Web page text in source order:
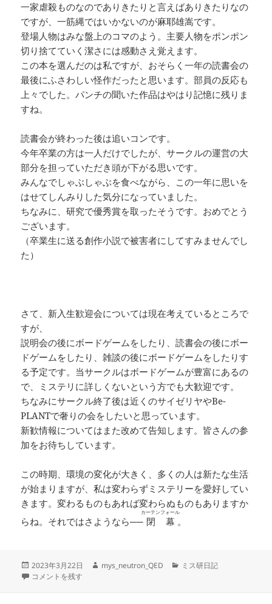
一家虐殺ものなのでありきたりと言えばありきたりなの
ですが、一筋縄ではいかないのが麻耶雄嵩です。
登場人物はみな盤上のコマのよう。主要人物をポンポン
切り捨てていく潔さには感動さえ覚えます。
この本を選んだのは私ですが、おそらく一年の読書会の
最後にふさわしい怪作だったと思います。部員の反応も
上々でした。パンチの聞いた作品はやはり記憶に残りま
すね。
読書会が終わった後は追いコンです。
今年卒業の方は一人だけでしたが、サークルの運営の大
部分を担っていただき頭が下がる思いです。
みんなでしゃぶしゃぶを食べながら、この一年に思いを
はせてしんみりした気分になっていました。
ちなみに、研究で優秀賞を取ったそうです。おめでとう
ございます。
（卒業生に送る創作小説で被害者にしてすみませんでし
た）
さて、新入生歓迎会については現在考えているところで
すが、
説明会の後にボードゲームをしたり、読書会の後にボー
ドゲームをしたり、雑談の後にボードゲームをしたりす
る予定です。当サークルはボードゲームが豊富にあるの
で、ミステリに詳しくないという方でも大歓迎です。
ちなみにサークル終了後は近くのサイゼリヤやBe-
PLANTで奢りの会をしたいと思っています。
新歓情報についてはまた改めて告知します。皆さんの参
加をお待ちしています。
この時期、環境の変化が大きく、多くの人は新たな生活
が始まりますが、私は変わらずミステリーを愛好してい
きます。変わるものもあれば変わらぬものもありますか
らね。それではさようなら── 閉幕
カーテンフォール
。
投
稿
2023年3月22日
作
mys_neutron_QED
カ
ミス研日記
3月読書会と追いコンを開催しました に
コメントを残す